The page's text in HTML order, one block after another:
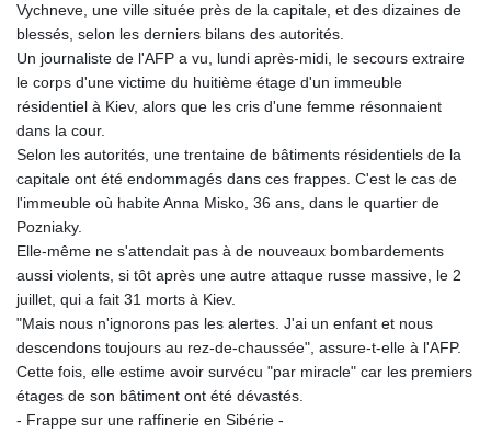
Vychneve, une ville située près de la capitale, et des dizaines de
blessés, selon les derniers bilans des autorités.
Un journaliste de l'AFP a vu, lundi après-midi, le secours extraire
le corps d'une victime du huitième étage d'un immeuble
résidentiel à Kiev, alors que les cris d'une femme résonnaient
dans la cour.
Selon les autorités, une trentaine de bâtiments résidentiels de la
capitale ont été endommagés dans ces frappes. C'est le cas de
l'immeuble où habite Anna Misko, 36 ans, dans le quartier de
Pozniaky.
Elle-même ne s'attendait pas à de nouveaux bombardements
aussi violents, si tôt après une autre attaque russe massive, le 2
juillet, qui a fait 31 morts à Kiev.
"Mais nous n'ignorons pas les alertes. J'ai un enfant et nous
descendons toujours au rez-de-chaussée", assure-t-elle à l'AFP.
Cette fois, elle estime avoir survécu "par miracle" car les premiers
étages de son bâtiment ont été dévastés.
- Frappe sur une raffinerie en Sibérie -